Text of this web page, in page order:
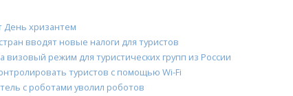
День хризантем
вводят новые налоги для туристов
визовый режим для туристических групп из России
туристов с помощью Wi-Fi
с роботами уволил роботов